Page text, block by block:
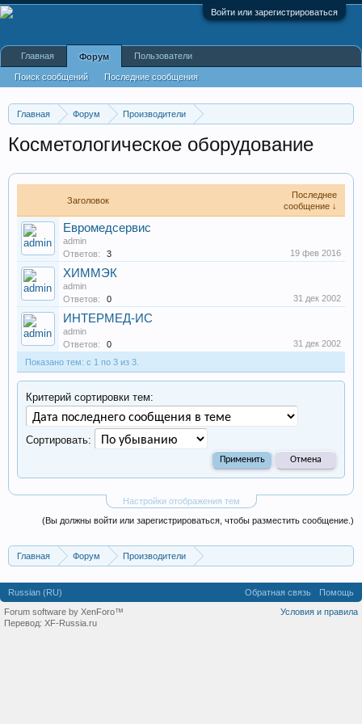
Войти или зарегистрироваться
Главная Форум
Производители
Косметологическое оборудование
Заголовок
Последнее
сообщение ↓
Евромедсервис
admin
Ответов:
3 19 фев 2016
ХИММЭК
admin
Ответов:
0 31 дек 2002
ИНТЕРМЕД-ИС
admin
Ответов:
0
31 дек 2002
Показано тем: с 1 по 3 из 3.
Настройки отображения тем
Критерий сортировки тем:
Сортировать:
(Вы должны войти или зарегистрироваться, чтобы разместить сообщение.)
Главная Форум
Производители
Главная Форум
Поиск сообщений Последние сообщения
Пользователи
Russian (RU) Обратная связь
Помощь
Условия и правила
Forum software by XenForo™
Перевод: XF-Russia.ru